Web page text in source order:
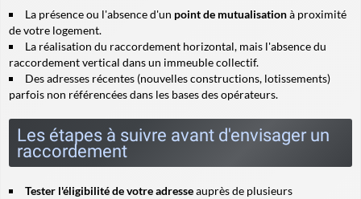
La présence ou l'absence d'un point de mutualisationà proximité
de votre logement.
La réalisation du raccordement horizontal, mais l'absence du
raccordement vertical dans un immeuble collectif.
Des adresses récentes (nouvelles constructions, lotissements)
parfois non référencées dans les bases des opérateurs.
Les étapes à suivre avant d'envisager un
raccordement
Tester l'éligibilité de votre adresseauprès de plusieurs